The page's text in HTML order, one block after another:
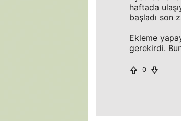
haftada
başladı son
Ekleme
gerekirdi.
0